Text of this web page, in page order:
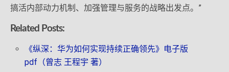
搞活内部动力机制、加强管理与服务的战略出发点。”
Related Posts:
《纵深：华为如何实现持续正确领先》电子版
pdf（曾志 王程宇 著）